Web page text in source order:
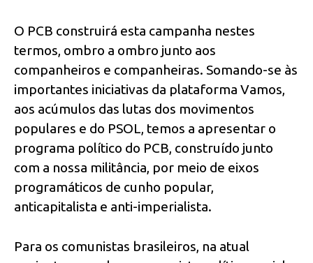
O PCB construirá esta campanha nestes
termos, ombro a ombro junto aos
companheiros e companheiras. Somando-se às
importantes iniciativas da plataforma Vamos,
aos acúmulos das lutas dos movimentos
populares e do PSOL, temos a apresentar o
programa político do PCB, construído junto
com a nossa militância, por meio de eixos
programáticos de cunho popular,
anticapitalista e anti-imperialista.
Para os comunistas brasileiros, na atual